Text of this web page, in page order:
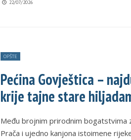
22/07/2026
OPŠTE
Pećina Govještica –
krije tajne stare
Među brojnim prirodnim bogatstvima
Prača i ujedno kanjona istoimene